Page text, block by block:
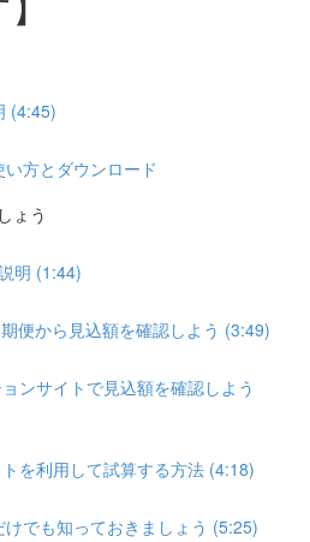
(4:45)
方とダウンロード
ょう
明 (1:44)
便から見込額を確認しよう (3:49)
ンサイトで見込額を確認しよう
を利用して試算する方法 (4:18)
でも知っておきましょう (5:25)